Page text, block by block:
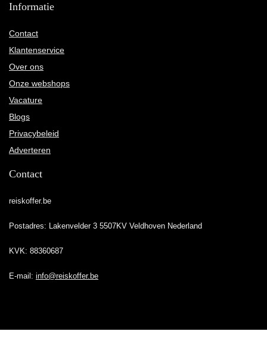
Informatie
Contact
Klantenservice
Over ons
Onze webshops
Vacature
Blogs
Privacybeleid
Adverteren
Contact
reiskoffer.be
Postadres: Lakenvelder 3 5507KV Veldhoven Nederland
KVK: 88360687
E-mail: info@reiskoffer.be